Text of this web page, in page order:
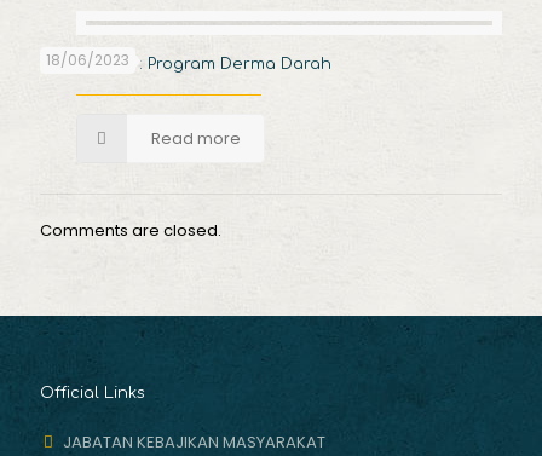
18/06/2023
18 Jun 2023 : Program Derma Darah
Read more
Comments are closed.
Official Links
JABATAN KEBAJIKAN MASYARAKAT